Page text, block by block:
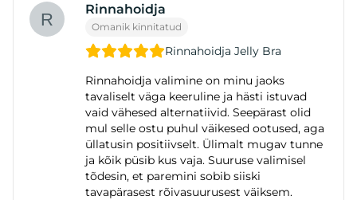
Rinnahoidja
Omanik kinnitatud
Rinnahoidja Jelly Bra
Rinnahoidja valimine on minu jaoks
tavaliselt väga keeruline ja hästi istuvad
vaid vähesed alternatiivid. Seepärast olid
mul selle ostu puhul väikesed ootused, aga
üllatusin positiivselt. Ülimalt mugav tunne
ja kõik püsib kus vaja. Suuruse valimisel
tõdesin, et paremini sobib siiski
tavapärasest rõivasuurusest väiksem.